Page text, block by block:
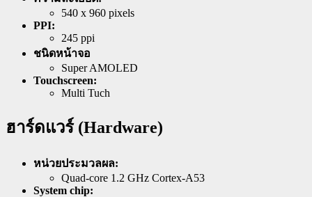
540 x 960 pixels
PPI:
245 ppi
ชนิดหน้าจอ
Super AMOLED
Touchscreen:
Multi Tuch
ฮาร์ดแวร์ (Hardware)
หน่วยประมวลผล:
Quad-core 1.2 GHz Cortex-A53
System chip: